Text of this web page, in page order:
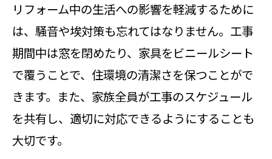
リフォーム中の生活への影響を軽減するために
は、騒音や埃対策も忘れてはなりません。工事
期間中は窓を閉めたり、家具をビニールシート
で覆うことで、住環境の清潔さを保つことがで
きます。また、家族全員が工事のスケジュール
を共有し、適切に対応できるようにすることも
大切です。